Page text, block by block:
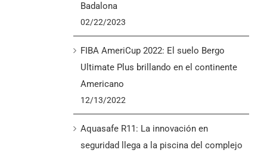
Badalona
02/22/2023
FIBA AmeriCup 2022: El suelo Bergo
Ultimate Plus brillando en el continente
Americano
12/13/2022
Aquasafe R11: La innovación en
seguridad llega a la piscina del complejo